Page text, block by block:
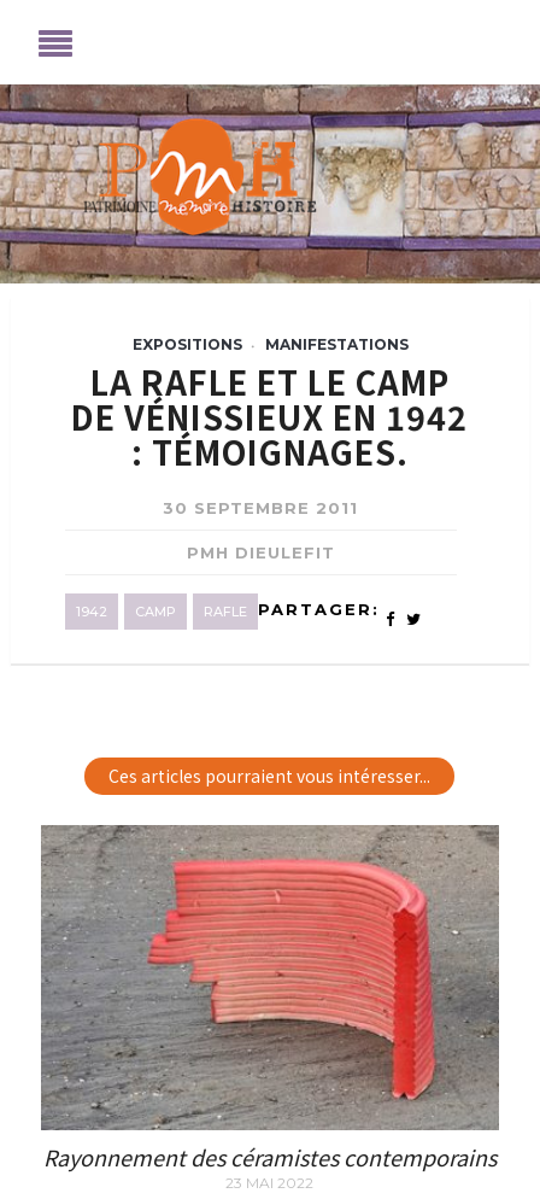
EXPOSITIONS • MANIFESTATIONS
LA RAFLE ET LE CAMP
DE VÉNISSIEUX EN 1942
: TÉMOIGNAGES.
30 SEPTEMBRE 2011
PMH DIEULEFIT
1942 CAMP RAFLE PARTAGER:
Ces articles pourraient vous intéresser...
Rayonnement des céramistes contemporains
23 MAI 2022